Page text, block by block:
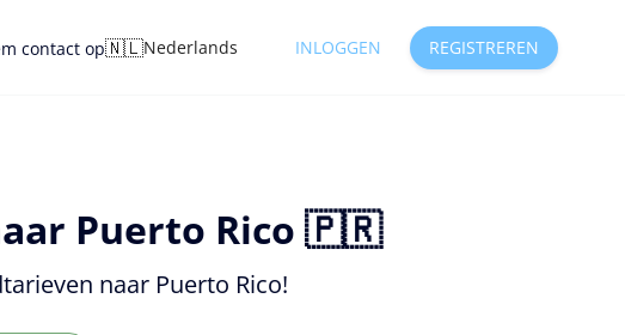
contact op🇳🇱Nederlands INLOGGEN REGISTREREN
Puerto Rico 🇵🇷
naar Puerto Rico!